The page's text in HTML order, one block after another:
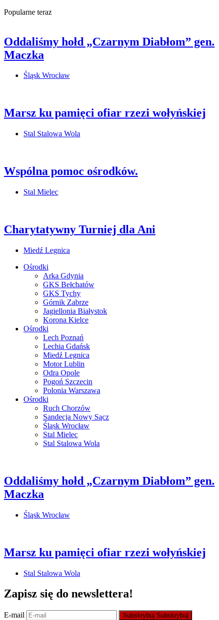
Popularne teraz
Oddaliśmy hołd „Czarnym Diabłom” gen.
Maczka
Śląsk Wrocław
Marsz ku pamięci ofiar rzezi wołyńskiej
Stal Stalowa Wola
Wspólna pomoc ośrodków.
Stal Mielec
Charytatywny Turniej dla Ani
Miedź Legnica
Ośrodki
Arka Gdynia
GKS Bełchatów
GKS Tychy
Górnik Zabrze
Jagiellonia Białystok
Korona Kielce
Ośrodki
Lech Poznań
Lechia Gdańsk
Miedź Legnica
Motor Lublin
Odra Opole
Pogoń Szczecin
Polonia Warszawa
Ośrodki
Ruch Chorzów
Sandecja Nowy Sącz
Śląsk Wrocław
Stal Mielec
Stal Stalowa Wola
Oddaliśmy hołd „Czarnym Diabłom” gen.
Maczka
Śląsk Wrocław
Marsz ku pamięci ofiar rzezi wołyńskiej
Stal Stalowa Wola
Zapisz się do newslettera!
E-mail Subskrybuj Subskrybuj